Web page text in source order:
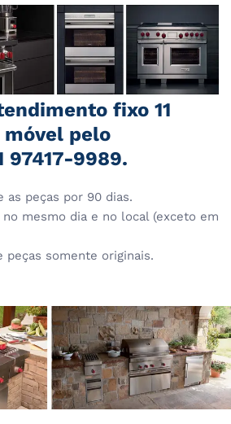
fixo 11
móvel pelo
97417-9989.
as peças por 90 dias.
mesmo dia e no local (exceto em
peças somente originais.